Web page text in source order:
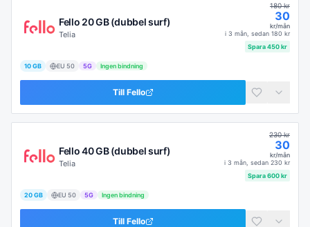
Fello 20 GB (dubbel surf)
Telia
180kr
30
kr/mån
i 3 mån , sedan 180 kr
Spara450kr
10 GB EU 50 5G Ingen bindning
Till Fello
Fello 40 GB (dubbel surf)
Telia
230kr
30
kr/mån
i 3 mån , sedan 230 kr
Spara600kr
20 GB EU 50 5G Ingen bindning
Till Fello